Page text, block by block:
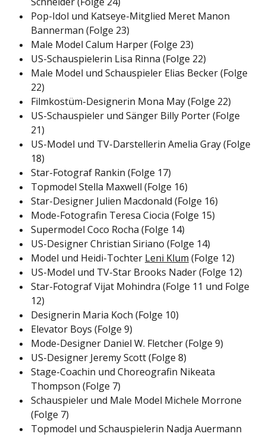
Pop-Idol und Katseye-Mitglied Meret Manon
Bannerman (Folge 23)
Male Model Calum Harper (Folge 23)
US-Schauspielerin Lisa Rinna (Folge 22)
Male Model und Schauspieler Elias Becker (Folge
22)
Filmkostüm-Designerin Mona May (Folge 22)
US-Schauspieler und Sänger Billy Porter (Folge
21)
US-Model und TV-Darstellerin Amelia Gray (Folge
18)
Star-Fotograf Rankin (Folge 17)
Topmodel Stella Maxwell (Folge 16)
Star-Designer Julien Macdonald (Folge 16)
Mode-Fotografin Teresa Ciocia (Folge 15)
Supermodel Coco Rocha (Folge 14)
US-Designer Christian Siriano (Folge 14)
Model und Heidi-Tochter Leni Klum (Folge 12)
US-Model und TV-Star Brooks Nader (Folge 12)
Star-Fotograf Vijat Mohindra (Folge 11 und Folge
12)
Designerin Maria Koch (Folge 10)
Elevator Boys (Folge 9)
Mode-Designer Daniel W. Fletcher (Folge 9)
US-Designer Jeremy Scott (Folge 8)
Stage-Coachin und Choreografin Nikeata
Thompson (Folge 7)
Schauspieler und Male Model Michele Morrone
(Folge 7)
Topmodel und Schauspielerin Nadja Auermann